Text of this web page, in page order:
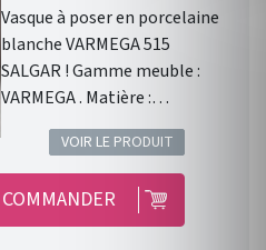
Vasque à poser en porcelaine
blanche VARMEGA 515
SALGAR ! Gamme meuble :
VARMEGA . Matière :
porcelaine blanche .
Dimensions : 500 x 385 x 120
mm. Livré sans bonde et sans
siphon. Garantie 2 ans.
VOIR LE PRODUIT
COMMANDER